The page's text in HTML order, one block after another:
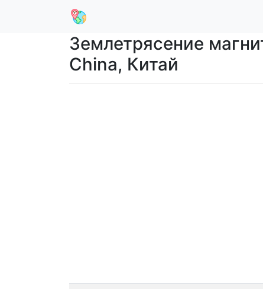
Землетрясение
China, Китай